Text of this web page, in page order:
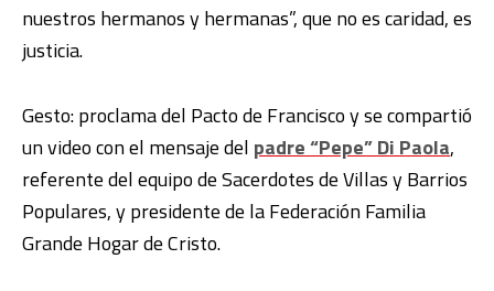
nuestros hermanos y hermanas”, que no es caridad, es
justicia.
Gesto: proclama del Pacto de Francisco y se compartió
un video con el mensaje del padre “Pepe” Di Paola,
referente del equipo de Sacerdotes de Villas y Barrios
Populares, y presidente de la Federación Familia
Grande Hogar de Cristo.